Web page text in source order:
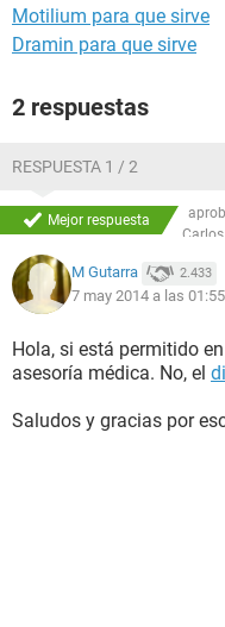
Motilium para que sirve
Dramin para que sirve
2 respuestas
RESPUESTA 1 / 2
Mejor respuesta
M Gutarra 2.433
7 may 2014 a las 01:55
Hola, si está permitido
asesoría médica. No, el
Saludos y gracias por